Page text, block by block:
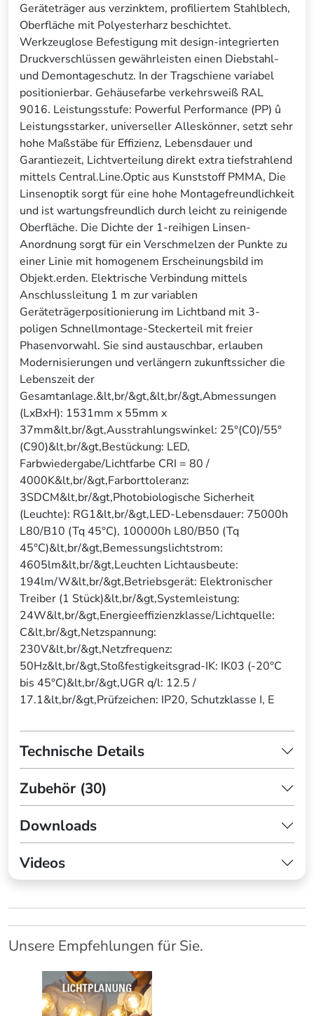
Geräteträger aus verzinktem, profiliertem Stahlblech,
Oberfläche mit Polyesterharz beschichtet.
Werkzeuglose Befestigung mit design-integrierten
Druckverschlüssen gewährleisten einen Diebstahl-
und Demontageschutz. In der Tragschiene variabel
positionierbar. Gehäusefarbe verkehrsweiß RAL
9016. Leistungsstufe: Powerful Performance (PP) û
Leistungsstarker, universeller Alleskönner, setzt sehr
hohe Maßstäbe für Effizienz, Lebensdauer und
Garantiezeit, Lichtverteilung direkt extra tiefstrahlend
mittels Central.Line.Optic aus Kunststoff PMMA, Die
Linsenoptik sorgt für eine hohe Montagefreundlichkeit
und ist wartungsfreundlich durch leicht zu reinigende
Oberfläche. Die Dichte der 1-reihigen Linsen-
Anordnung sorgt für ein Verschmelzen der Punkte zu
einer Linie mit homogenem Erscheinungsbild im
Objekt.erden. Elektrische Verbindung mittels
Anschlussleitung 1 m zur variablen
Geräteträgerpositionierung im Lichtband mit 3-
poligen Schnellmontage-Steckerteil mit freier
Phasenvorwahl. Sie sind austauschbar, erlauben
Modernisierungen und verlängern zukunftssicher die
Lebenszeit der
Gesamtanlage.&lt,br/&gt,&lt,br/&gt,Abmessungen
(LxBxH): 1531mm x 55mm x
37mm&lt,br/&gt,Ausstrahlungswinkel: 25°(C0)/55°
(C90)&lt,br/&gt,Bestückung: LED,
Farbwiedergabe/Lichtfarbe CRI = 80 /
4000K&lt,br/&gt,Farborttoleranz:
3SDCM&lt,br/&gt,Photobiologische Sicherheit
(Leuchte): RG1&lt,br/&gt,LED-Lebensdauer: 75000h
L80/B10 (Tq 45°C), 100000h L80/B50 (Tq
45°C)&lt,br/&gt,Bemessungslichtstrom:
4605lm&lt,br/&gt,Leuchten Lichtausbeute:
194lm/W&lt,br/&gt,Betriebsgerät: Elektronischer
Treiber (1 Stück)&lt,br/&gt,Systemleistung:
24W&lt,br/&gt,Energieeffizienzklasse/Lichtquelle:
C&lt,br/&gt,Netzspannung:
230V&lt,br/&gt,Netzfrequenz:
50Hz&lt,br/&gt,Stoßfestigkeitsgrad-IK: IK03 (-20°C
bis 45°C)&lt,br/&gt,UGR q/l: 12.5 /
17.1&lt,br/&gt,Prüfzeichen: IP20, Schutzklasse I, E
Technische Details
Zubehör (30)
Downloads
Videos
Unsere Empfehlungen für Sie.